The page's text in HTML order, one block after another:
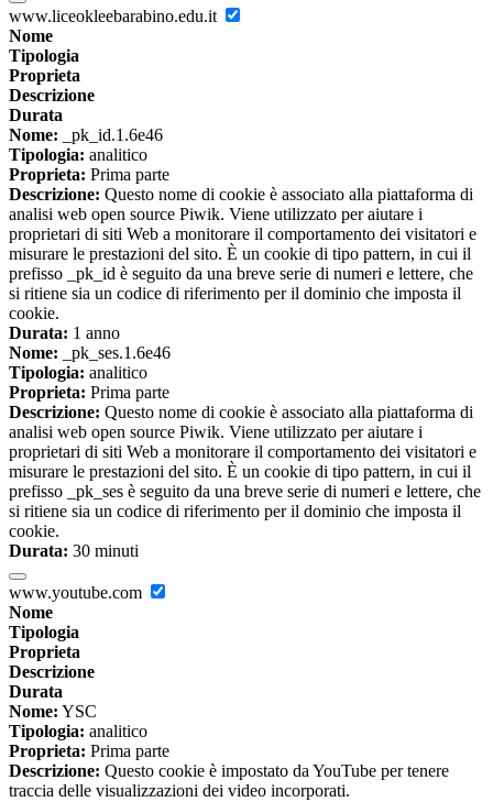
www.liceokleebarabino.edu.it
Nome
Tipologia
Proprieta
Descrizione
Durata
Nome: _pk_id.1.6e46
Tipologia: analitico
Proprieta: Prima parte
Descrizione: Questo nome di cookie è associato alla piattaforma di
analisi web open source Piwik. Viene utilizzato per aiutare i
proprietari di siti Web a monitorare il comportamento dei visitatori e
misurare le prestazioni del sito. È un cookie di tipo pattern, in cui il
prefisso _pk_id è seguito da una breve serie di numeri e lettere, che
si ritiene sia un codice di riferimento per il dominio che imposta il
cookie.
Durata: 1 anno
Nome: _pk_ses.1.6e46
Tipologia: analitico
Proprieta: Prima parte
Descrizione: Questo nome di cookie è associato alla piattaforma di
analisi web open source Piwik. Viene utilizzato per aiutare i
proprietari di siti Web a monitorare il comportamento dei visitatori e
misurare le prestazioni del sito. È un cookie di tipo pattern, in cui il
prefisso _pk_ses è seguito da una breve serie di numeri e lettere, che
si ritiene sia un codice di riferimento per il dominio che imposta il
cookie.
Durata: 30 minuti
www.youtube.com
Nome
Tipologia
Proprieta
Descrizione
Durata
Nome: YSC
Tipologia: analitico
Proprieta: Prima parte
Descrizione: Questo cookie è impostato da YouTube per tenere
traccia delle visualizzazioni dei video incorporati.